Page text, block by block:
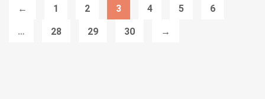
← 1 2 3 4 5 6
… 28 29 30 →